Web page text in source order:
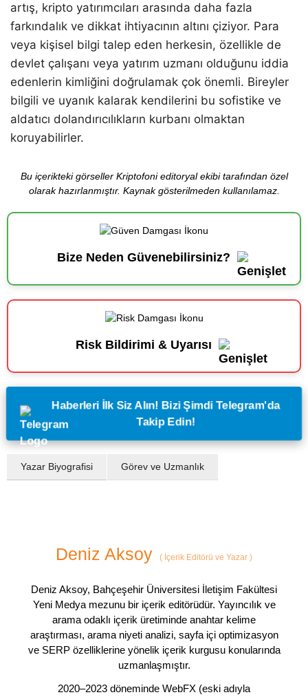
artış, kripto yatırımcıları arasında daha fazla
farkındalık ve dikkat ihtiyacının altını çiziyor. Para
veya kişisel bilgi talep eden herkesin, özellikle de
devlet çalışanı veya yatırım uzmanı olduğunu iddia
edenlerin kimliğini doğrulamak çok önemli. Bireyler
bilgili ve uyanık kalarak kendilerini bu sofistike ve
aldatıcı dolandırıcılıkların kurbanı olmaktan
koruyabilirler.
Bu içerikteki görseller Kriptofoni editoryal ekibi tarafından özel
olarak hazırlanmıştır. Kaynak gösterilmeden kullanılamaz.
Bize Neden Güvenebilirsiniz?
Risk Bildirimi & Uyarısı
Haberleri İlk Siz Alın! Bizi Şimdi Telegram'da
Takip Edin!
Yazar Biyografisi Görev ve Uzmanlık
Deniz Aksoy ( İçerik Editörü ve Yazar )
Deniz Aksoy, Bahçeşehir Üniversitesi İletişim Fakültesi
Yeni Medya mezunu bir içerik editörüdür. Yayıncılık ve
arama odaklı içerik üretiminde anahtar kelime
araştırması, arama niyeti analizi, sayfa içi optimizasyon
ve SERP özelliklerine yönelik içerik kurgusu konularında
uzmanlaşmıştır.
2020–2023 döneminde WebFX (eski adıyla